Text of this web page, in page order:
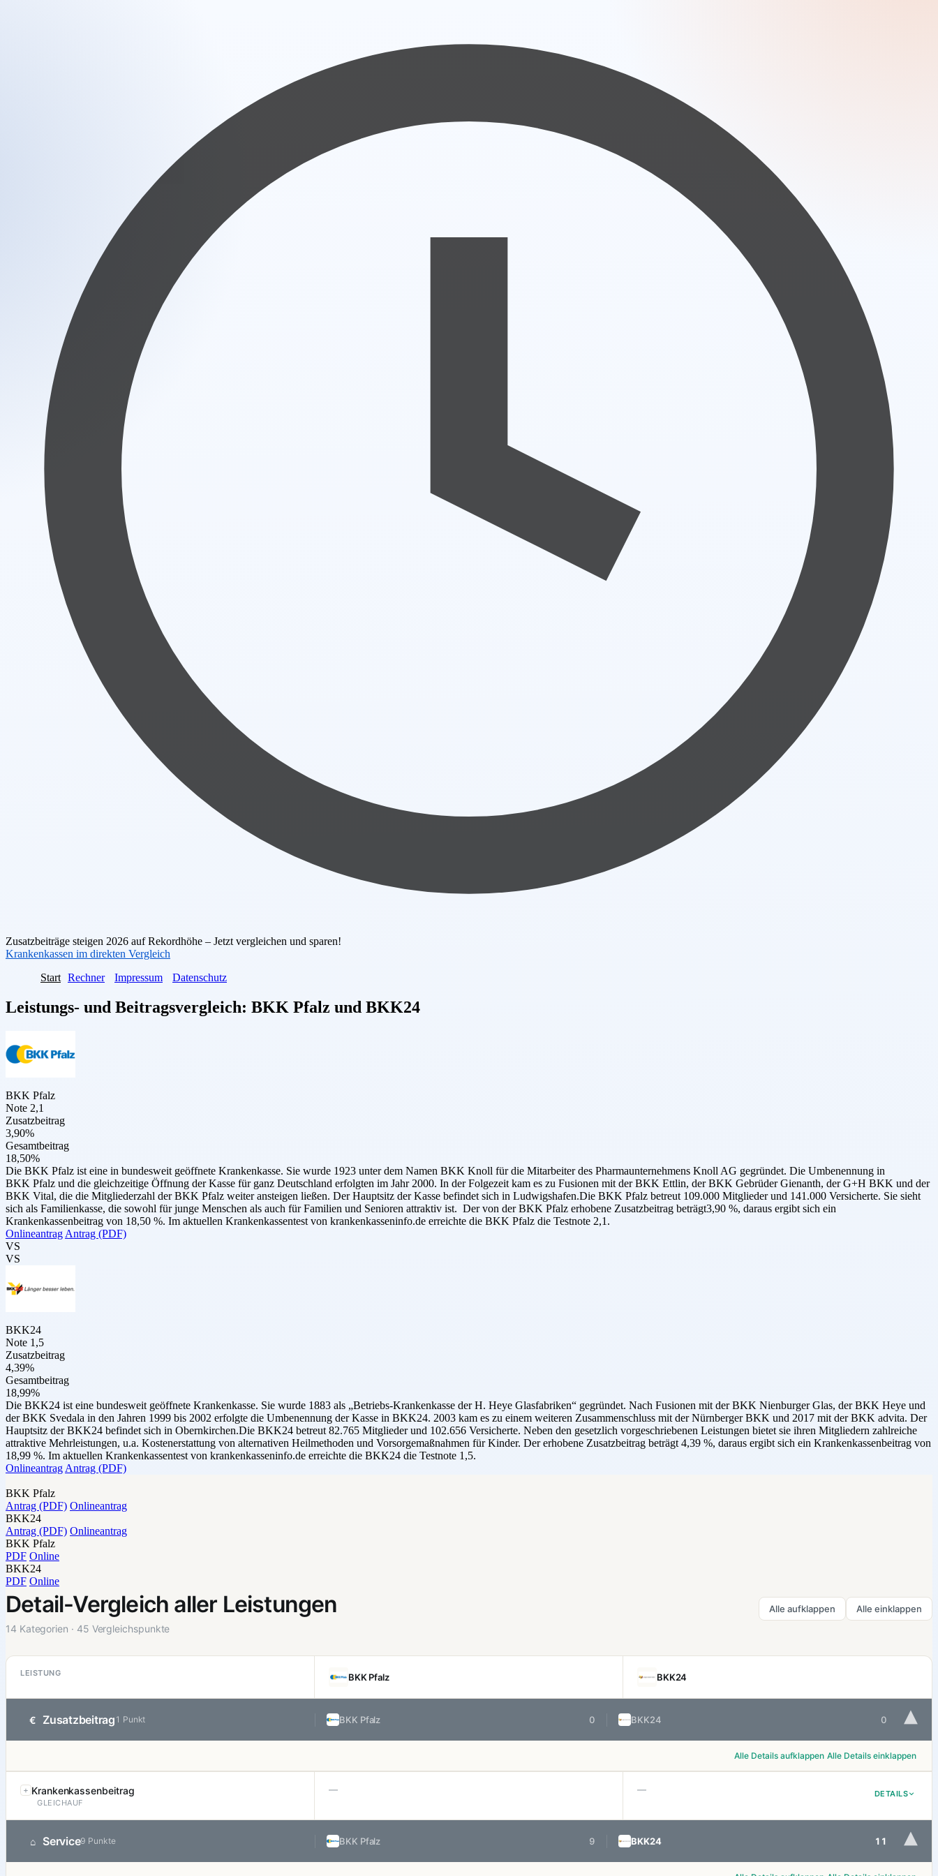
Zusatzbeiträge steigen 2026 auf Rekordhöhe – Jetzt vergleichen und sparen!
Krankenkassen im direkten Vergleich
Start Rechner Impressum Datenschutz
Leistungs- und Beitragsvergleich: BKK Pfalz und BKK24
BKK Pfalz
Note 2,1
Zusatzbeitrag
3,90%
Gesamtbeitrag
18,50%
Die BKK Pfalz ist eine in bundesweit geöffnete Krankenkasse. Sie wurde 1923 unter dem Namen BKK Knoll für die Mitarbeiter des Pharmaunternehmens Knoll AG gegründet. Die Umbenennung in
BKK Pfalz und die gleichzeitige Öffnung der Kasse für ganz Deutschland erfolgten im Jahr 2000. In der Folgezeit kam es zu Fusionen mit der BKK Ettlin, der BKK Gebrüder Gienanth, der G+H BKK und der
BKK Vital, die die Mitgliederzahl der ­­BKK Pfalz weiter ansteigen ließen. Der Hauptsitz der Kasse befindet sich in Ludwigshafen.Die BKK Pfalz betreut 109.000 Mitglieder und 141.000 Versicherte. Sie sieht
sich als Familienkasse, die sowohl für junge Menschen als auch für Familien und Senioren attraktiv ist. Der von der BKK Pfalz erhobene Zusatzbeitrag beträgt3,90 %, daraus ergibt sich ein
Krankenkassenbeitrag von 18,50 %. Im aktuellen Krankenkassentest von krankenkasseninfo.de erreichte die BKK Pfalz die Testnote 2,1.
Onlineantrag Antrag (PDF)
VS
VS
BKK24
Note 1,5
Zusatzbeitrag
4,39%
Gesamtbeitrag
18,99%
Die BKK24 ist eine bundesweit geöffnete Krankenkasse. Sie wurde 1883 als „Betriebs-Krankenkasse der H. Heye Glasfabriken“ gegründet. Nach Fusionen mit der BKK Nienburger Glas, der BKK Heye und
der BKK Svedala in den Jahren 1999 bis 2002 erfolgte die Umbenennung der Kasse in BKK24. 2003 kam es zu einem weiteren Zusammenschluss mit der Nürnberger BKK und 2017 mit der BKK advita. Der
Hauptsitz der BKK24 befindet sich in Obernkirchen.Die BKK24 betreut 82.765 Mitglieder und 102.656 Versicherte. Neben den gesetzlich vorgeschriebenen Leistungen bietet sie ihren Mitgliedern zahlreiche
attraktive Mehrleistungen, u.a. Kostenerstattung von alternativen Heilmethoden und Vorsorgemaßnahmen für Kinder. Der erhobene Zusatzbeitrag beträgt 4,39 %, daraus ergibt sich ein Krankenkassenbeitrag von
18,99 %. Im aktuellen Krankenkassentest von krankenkasseninfo.de erreichte die BKK24 die Testnote 1,5.
Onlineantrag Antrag (PDF)
BKK Pfalz
Antrag (PDF) Onlineantrag
BKK24
Antrag (PDF) Onlineantrag
BKK Pfalz
PDF Online
BKK24
PDF Online
Detail-Vergleich aller Leistungen
14 Kategorien · 45 Vergleichspunkte
Alle aufklappen Alle einklappen
LEISTUNG BKK Pfalz BKK24
€ Zusatzbeitrag 1 Punkt BKK Pfalz 0 BKK24 0 ▾
Alle Details aufklappen Alle Details einklappen
DETAILS
Krankenkassenbeitrag
GLEICHAUF
— —
⌂ Service9 Punkte BKK Pfalz 9 BKK24 11 ▾